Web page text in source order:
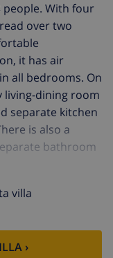
people. With four
over two
it has air
all bedrooms. On
living-dining room
separate kitchen
is also a
bathroom
bedrooms with
single beds. In
and
floor.
a barbecue area
enjoy outdoor
villa
›